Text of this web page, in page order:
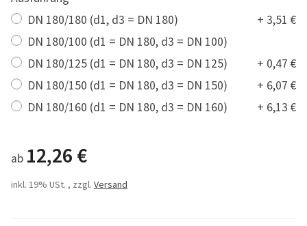
DN 180/180 (d1, d3 = DN 180)
+ 3,51 €
DN 180/100 (d1 = DN 180, d3 = DN 100)
DN 180/125 (d1 = DN 180, d3 = DN 125)
+ 0,47 €
DN 180/150 (d1 = DN 180, d3 = DN 150)
+ 6,07 €
DN 180/160 (d1 = DN 180, d3 = DN 160)
+ 6,13 €
ab 12,26 €
inkl. 19% USt. , zzgl. Versand